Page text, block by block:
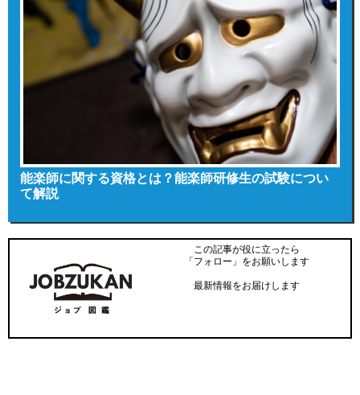
能楽師に関する資格とは？能楽師研修生の試験につい
て解説
この記事が役に立ったら
「フォロー」をお願いします
最新情報をお届けします